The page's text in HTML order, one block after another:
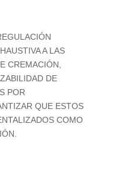
A LAS
CREMACIÓN,
DE
POR
QUE ESTOS
COMO